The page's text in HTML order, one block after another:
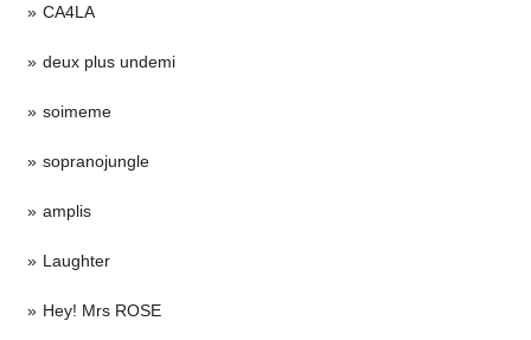
CA4LA
deux plus undemi
soimeme
sopranojungle
amplis
Laughter
Hey! Mrs ROSE